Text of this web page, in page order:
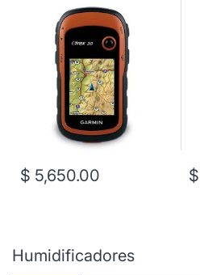
$ 5,650.00
Humidificadores